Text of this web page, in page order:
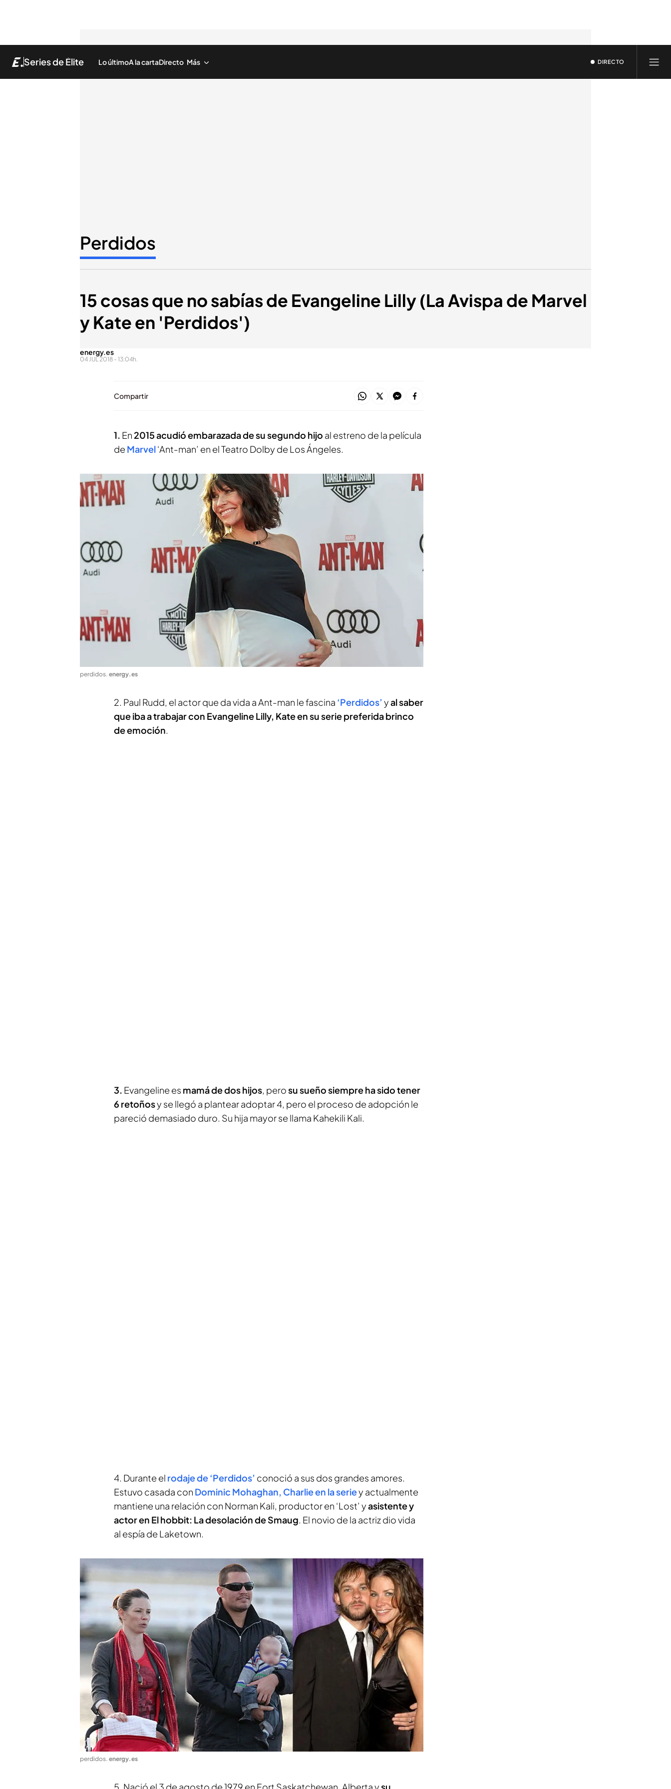
Series de Élite Lo últimoA la cartaDirecto Más DIRECTO
Perdidos
15 cosas que no sabías de Evangeline Lilly (La Avispa de Marvel
y Kate en 'Perdidos')
energy.es
04 JUL 2018 - 13:04h.
Compartir
1. En 2015 acudió embarazada de su segundo hijo al estreno de la película
de Marvel‘Ant-man’ en el Teatro Dolby de Los Ángeles.
perdidos. energy.es
2. Paul Rudd, el actor que da vida a Ant-man le fascina ‘Perdidos’yal saber
que iba a trabajar con Evangeline Lilly, Kate en su serie preferida brinco
de emoción.
3. Evangeline es mamá de dos hijos, perosu sueño siempre ha sido tener
6 retoñosy se llegó a plantear adoptar 4, pero el proceso de adopción le
pareció demasiado duro. Su hija mayor se llama Kahekili Kali.
4. Durante el rodaje de ‘Perdidos’ conoció a sus dos grandes amores.
Estuvo casada con Dominic Mohaghan, Charlie en la seriey actualmente
mantiene una relación con Norman Kali, productor en ‘Lost’ yasistente y
actor en El hobbit: La desolación de Smaug. El novio de la actriz dio vida
al espía de Laketown.
perdidos. energy.es